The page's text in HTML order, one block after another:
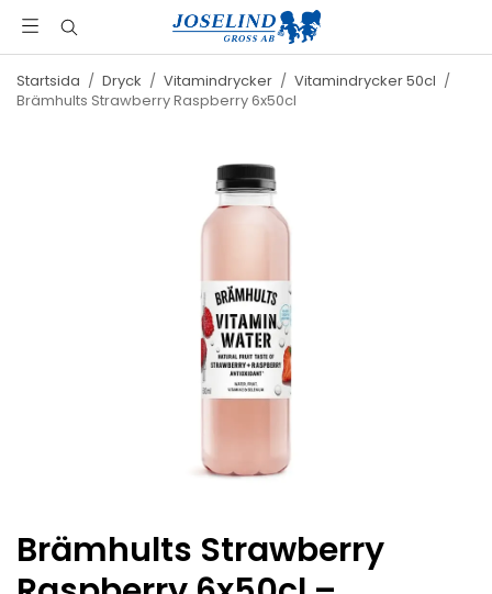
Startsida / Dryck / Vitamindrycker / Vitamindrycker 50cl /
Brämhults Strawberry Raspberry 6x50cl
Brämhults Strawberry